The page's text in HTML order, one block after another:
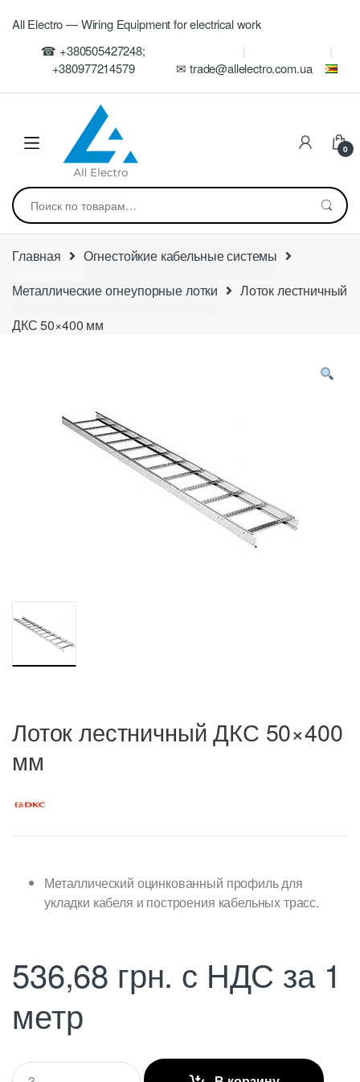
navigation
All Electro — Wiring Equipment for electrical work
☎ +380505427248;
+380977214579
✉ trade@allelectro.com.ua
0
Искать:
Главная
Огнестойкие кабельные системы
Металлические огнеупорные лотки
Лоток лестничный
ДКС 50×400 мм
Лоток лестничный ДКС 50×400
мм
Металлический оцинкованный профиль для
укладки кабеля и построения кабельных трасс.
536,68 грн. с НДС за 1
метр
Q